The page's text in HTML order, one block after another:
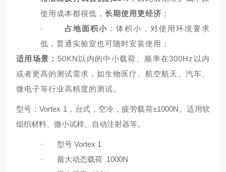
使用成本都很低， 长期使用更经济 ；
·
占地面积小 ：体积小，对使用环境要求
低，普通实验室也可随时安装使用；
适用场景： 50KN 以内的中小载荷、频率在300Hz以内
或者更高的测试需求，如生物医疗、航空航天、汽车、
微电子等行业高精度的测试。
型号：Vortex 1，台式，空冷，疲劳载荷±1000N。适用软
组织材料、微小试样、自动注射器等。
· 型号 Vortex 1
·
最大动态载荷 1000N